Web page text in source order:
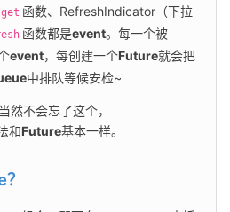
get 函数、RefreshIndicator（下拉
函数都是event。每一个被
event，每创建一个Future就会把
中排队等候安检~
然不会忘了这个，
和Future基本一样。